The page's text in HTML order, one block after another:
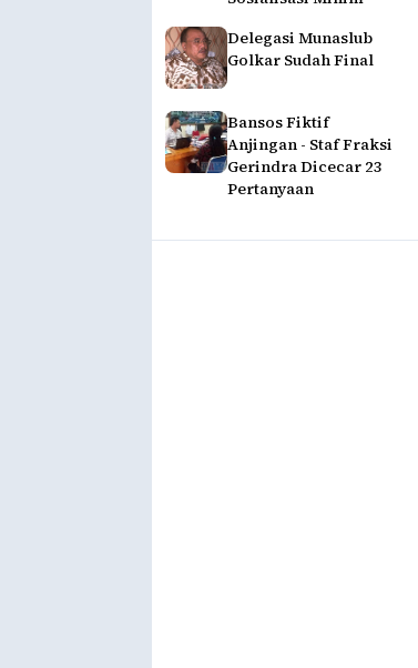
Delegasi Munaslub
Golkar Sudah Final
Bansos Fiktif
Anjingan - Staf Fraksi
Gerindra Dicecar 23
Pertanyaan